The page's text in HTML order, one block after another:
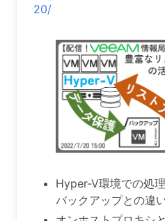
20/
Hyper-V環境での処
バックアップとの違